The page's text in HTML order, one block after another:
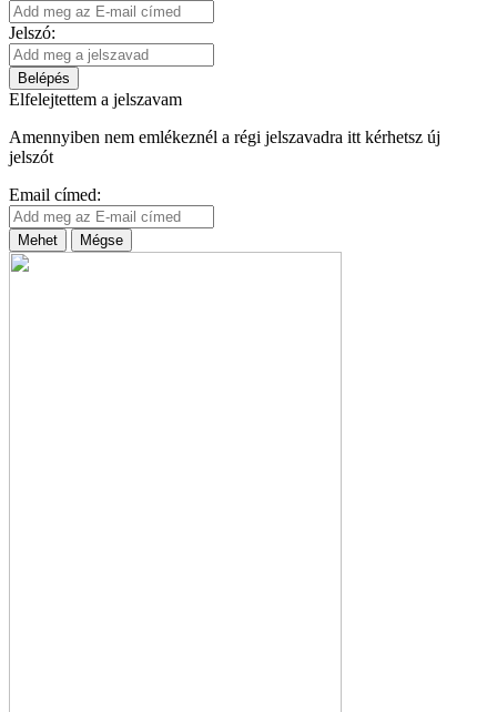
Jelszó:
Belépés
Elfelejtettem a jelszavam
Amennyiben nem emlékeznél a régi jelszavadra itt kérhetsz új
jelszót
Email címed:
Mehet Mégse